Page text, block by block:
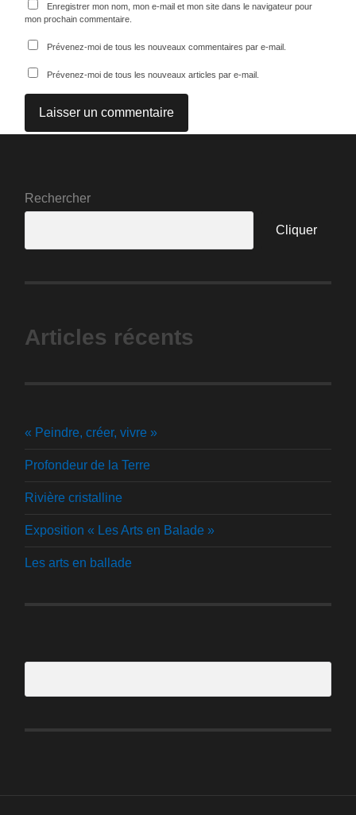
Enregistrer mon nom, mon e-mail et mon site dans le navigateur pour
mon prochain commentaire.
Prévenez-moi de tous les nouveaux commentaires par e-mail.
Prévenez-moi de tous les nouveaux articles par e-mail.
Rechercher
Cliquer
Articles récents
« Peindre, créer, vivre »
Profondeur de la Terre
Rivière cristalline
Exposition « Les Arts en Balade »
Les arts en ballade